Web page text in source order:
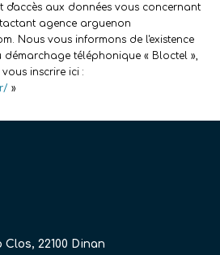
d'accès aux données vous concernant
agence arguenon
Nous vous informons de l'existence
téléphonique « Bloctel »,
inscrire ici :
»
22100 Dinan